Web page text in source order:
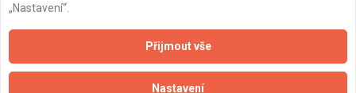
Důležité informace
„Nastavení“.
Přijmout vše
Nastavení